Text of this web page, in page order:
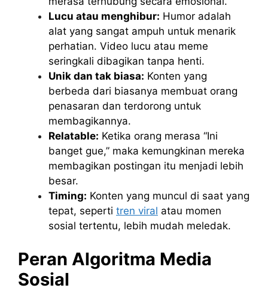
Lucu atau menghibur: Humor adalah
alat yang sangat ampuh untuk menarik
perhatian. Video lucu atau meme
seringkali dibagikan tanpa henti.
Unik dan tak biasa: Konten yang
berbeda dari biasanya membuat orang
penasaran dan terdorong untuk
membagikannya.
Relatable: Ketika orang merasa “Ini
banget gue,” maka kemungkinan mereka
membagikan postingan itu menjadi lebih
besar.
Timing: Konten yang muncul di saat yang
tepat, seperti tren viral atau momen
sosial tertentu, lebih mudah meledak.
Peran Algoritma Media
Sosial